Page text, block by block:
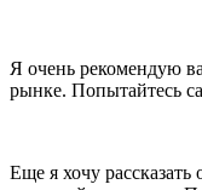
Я очень рекомендую
рынке. Попытайтесь
Еще я хочу